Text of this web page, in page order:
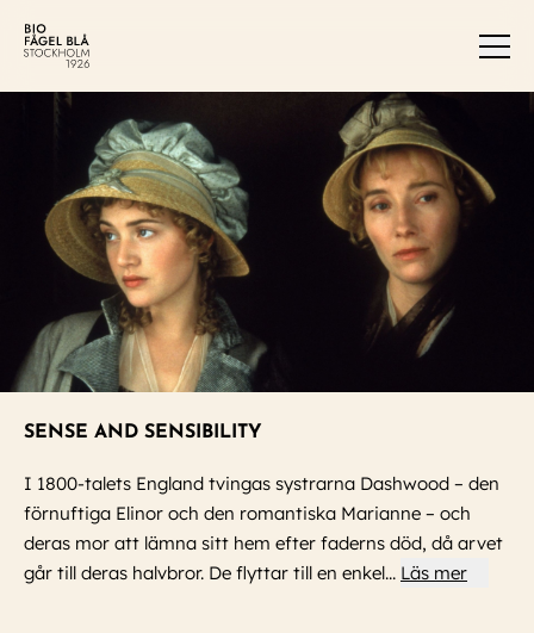
SENSE AND SENSIBILITY
I 1800-talets England tvingas systrarna Dashwood – den
förnuftiga Elinor och den romantiska Marianne – och
deras mor att lämna sitt hem efter faderns död, då arvet
går till deras halvbror. De flyttar till en enkel... Läs mer